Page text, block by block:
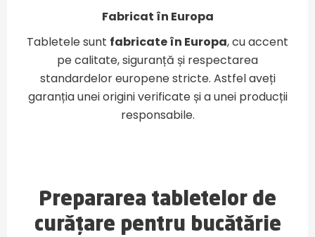
Fabricat în Europa
Tabletele sunt fabricate în Europa, cu accent
pe calitate, siguranță și respectarea
standardelor europene stricte. Astfel aveți
garanția unei origini verificate și a unei producții
responsabile.
Prepararea tabletelor de
curățare pentru bucătărie